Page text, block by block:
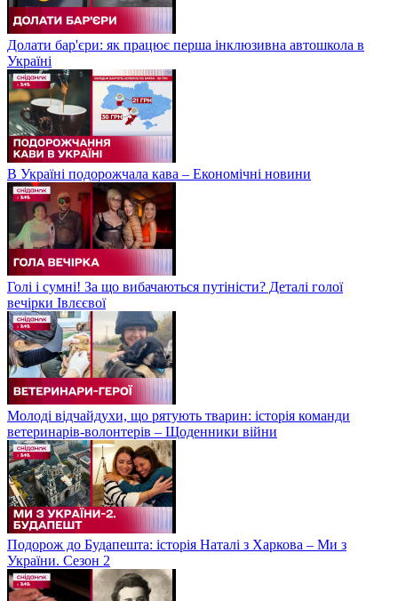
Долати бар'єри: як працює перша інклюзивна автошкола в
Україні
В Україні подорожчала кава – Економічні новини
Голі і сумні! За що вибачаються путіністи? Деталі голої
вечірки Івлєєвої
Молоді відчайдухи, що рятують тварин: історія команди
ветеринарів-волонтерів – Щоденники війни
Подорож до Будапешта: історія Наталі з Харкова – Ми з
України. Сезон 2